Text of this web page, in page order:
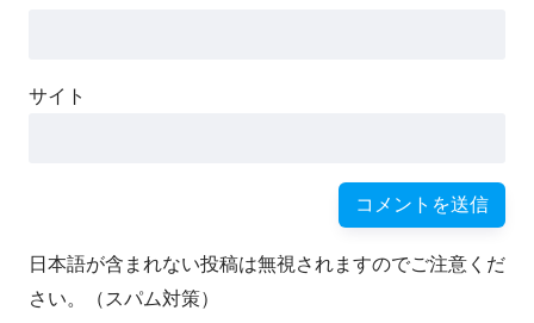
サイト
日本語が含まれない投稿は無視されますのでご注意くだ
さい。（スパム対策）